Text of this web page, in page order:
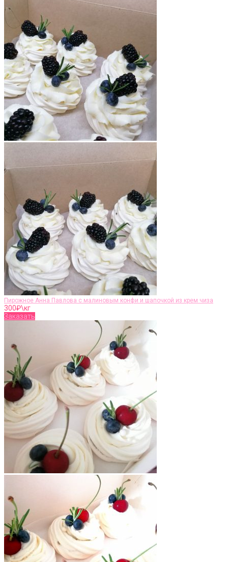
Пирожное Анна Павлова с малиновым конфи и шапочкой из крем чиза
300₽\кг
Заказать